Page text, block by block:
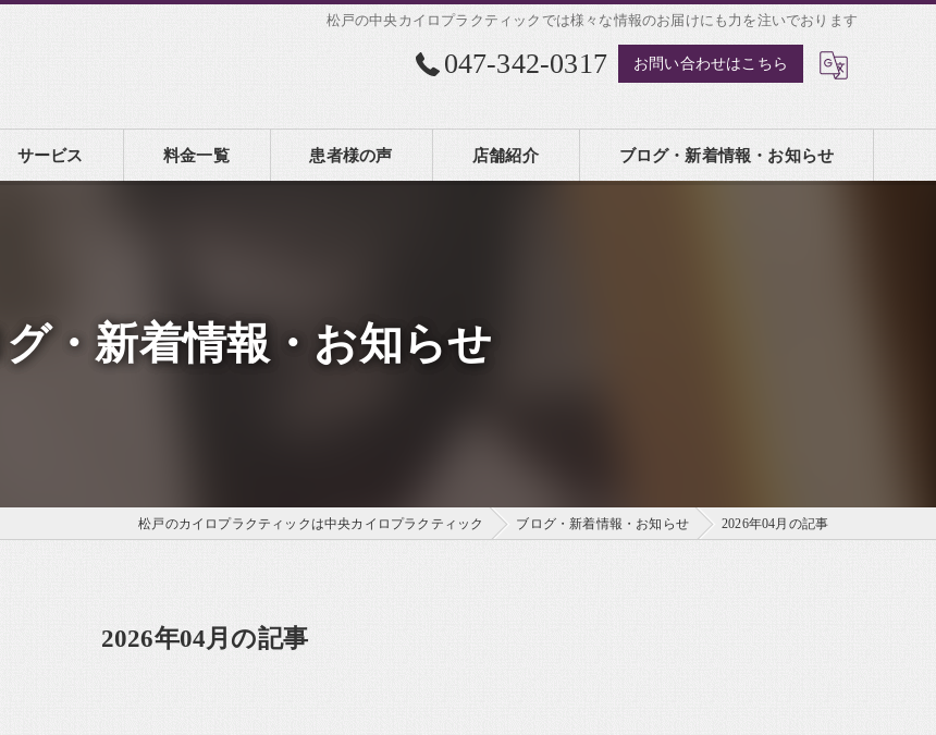
松戸の中央カイロプラクティックでは様々な情報のお届けにも力を注いでおります
047-342-0317 お問い合わせはこちら
サービス 料金一覧 患者様の声 店舗紹介 ブログ・新着情報・お知らせ
・新着情報・お知らせ
松戸のカイロプラクティックは中央カイロプラクティック ブログ・新着情報・お知らせ 2026年04月の記事
2026年04月の記事